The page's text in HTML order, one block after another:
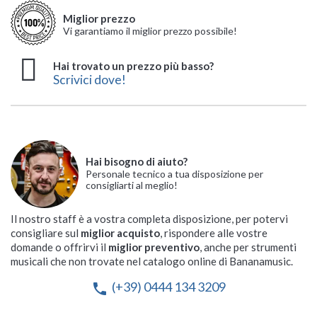
Miglior prezzo
Vi garantiamo il miglior prezzo possibile!
Hai trovato un prezzo più basso?
Scrivici dove!
Hai bisogno di aiuto?
Personale tecnico a tua disposizione per
consigliarti al meglio!
Il nostro staff è a vostra completa disposizione, per potervi
consigliare sul miglior acquisto, rispondere alle vostre
domande o offrirvi il miglior preventivo, anche per strumenti
musicali che non trovate nel catalogo online di Bananamusic.
phone (+39) 0444 134 3209